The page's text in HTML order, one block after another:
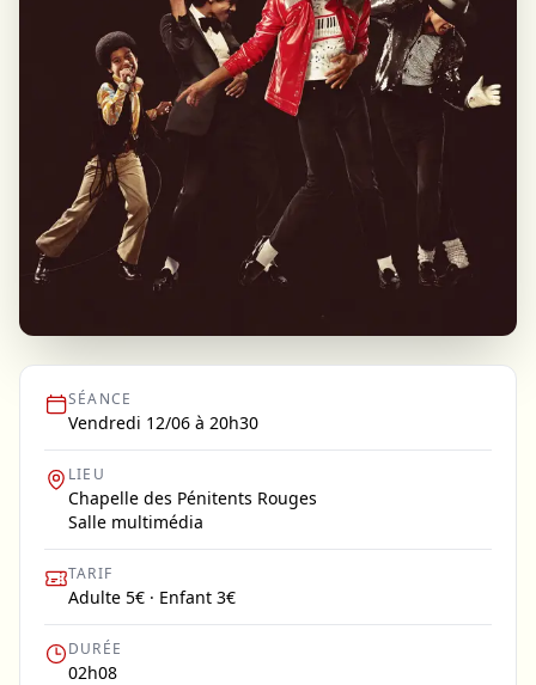
SÉANCE
Vendredi 12/06 à 20h30
LIEU
Chapelle des Pénitents Rouges
Salle multimédia
TARIF
Adulte 5€ · Enfant 3€
DURÉE
02h08